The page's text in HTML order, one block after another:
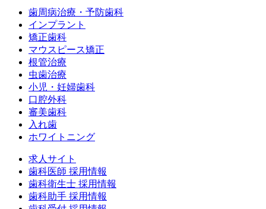
歯周病治療・予防歯科
インプラント
矯正歯科
マウスピース矯正
根管治療
虫歯治療
小児・妊婦歯科
口腔外科
審美歯科
入れ歯
ホワイトニング
求人サイト
歯科医師 採用情報
歯科衛生士 採用情報
歯科助手 採用情報